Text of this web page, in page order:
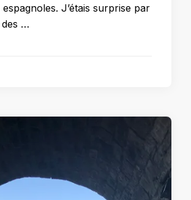
J’étais surprise par
des …